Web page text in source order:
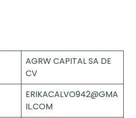
AGRW CAPITAL SA DE
CV
ERIKACALVO942@GMA
IL.COM